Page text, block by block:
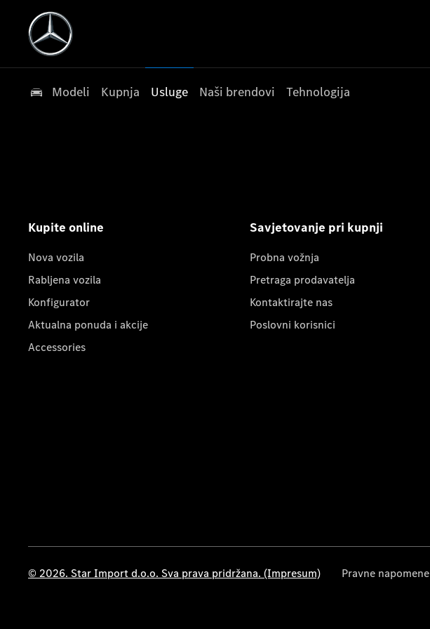
Modeli Kupnja Usluge Naši brendovi Tehnologija
Kupite online
Nova vozila
Rabljena vozila
Konfigurator
Aktualna ponuda i akcije
Accessories
Savjetovanje pri kupnji
Probna vožnja
Pretraga prodavatelja
Kontaktirajte nas
Poslovni korisnici
© 2026. Star Import d.o.o. Sva prava pridržana. (Impresum) Pravne napomene